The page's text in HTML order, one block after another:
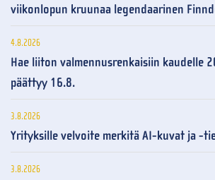
viikonlopun kruunaa legendaarinen
4.8.2026
Hae liiton valmennusrenkaisiin kaudelle
päättyy 16.8.
3.8.2026
Yrityksille velvoite merkitä AI-kuvat ja -
3.8.2026